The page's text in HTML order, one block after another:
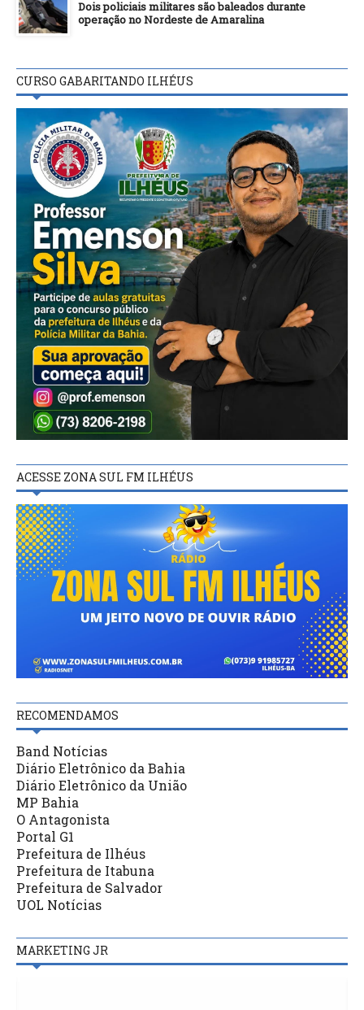
Dois policiais militares são baleados durante
operação no Nordeste de Amaralina
CURSO GABARITANDO ILHÉUS
ACESSE ZONA SUL FM ILHÉUS
RECOMENDAMOS
Band Notícias
Diário Eletrônico da Bahia
Diário Eletrônico da União
MP Bahia
O Antagonista
Portal G1
Prefeitura de Ilhéus
Prefeitura de Itabuna
Prefeitura de Salvador
UOL Notícias
MARKETING JR